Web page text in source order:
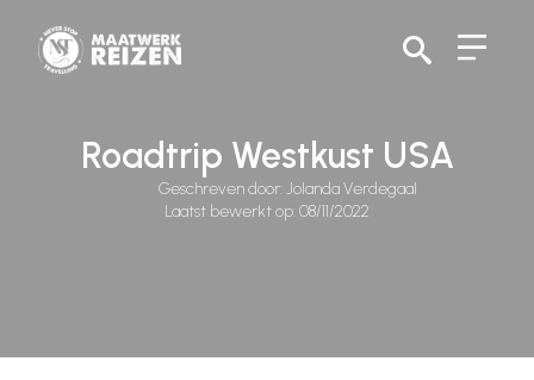
Roadtrip Westkust USA
Geschreven door: Jolanda Verdegaal
Laatst bewerkt op: 08/11/2022